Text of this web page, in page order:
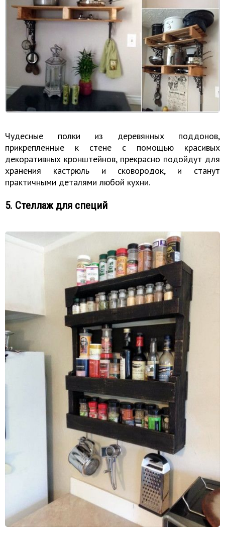
Чудесные полки из деревянных поддонов,
прикрепленные к стене с помощью красивых
декоративных кронштейнов, прекрасно подойдут для
хранения кастрюль и сковородок, и станут
практичными деталями любой кухни.
5. Стеллаж для специй